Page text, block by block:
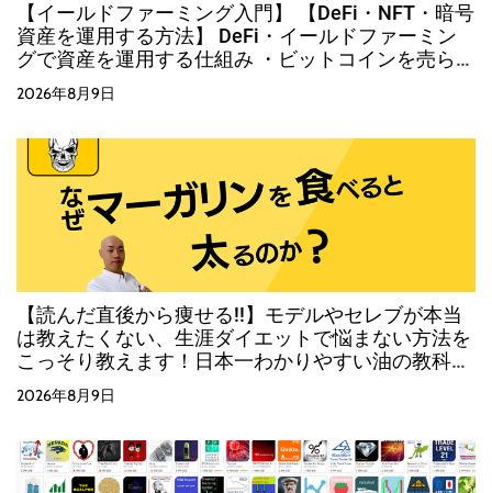
【イールドファーミング入門】 【DeFi・NFT・暗号
資産を運用する方法】 DeFi・イールドファーミン
グで資産を運用する仕組み ・ビットコインを売らず
に運用する方法
2026年8月9日
【読んだ直後から痩せる!!】モデルやセレブが本当
は教えたくない、生涯ダイエットで悩まない方法を
こっそり教えます！日本一わかりやすい油の教科
書！
2026年8月9日